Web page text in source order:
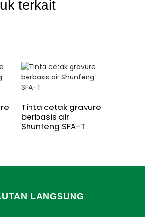
terkait
Tinta cetak gravure
berbasis air
Shunfeng SFA-T
LANGSUNG